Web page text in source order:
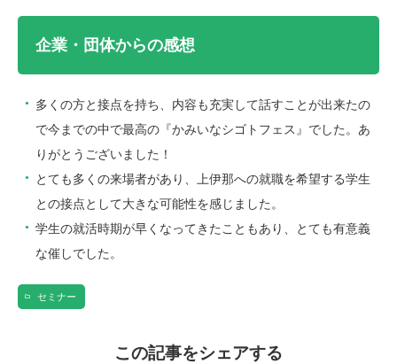
企業・団体からの感想
多くの方と接点を持ち、内容も充実して話すことが出来たの
で今までの中で最高の『かみいなシゴトフェス』でした。あ
りがとうございました！
とても多くの来場者があり、上伊那への就職を希望する学生
との接点として大きな可能性を感じました。
学生の就活時期が早くなってきたこともあり、とても有意義
な催しでした。
セミナー
この記事をシェアする